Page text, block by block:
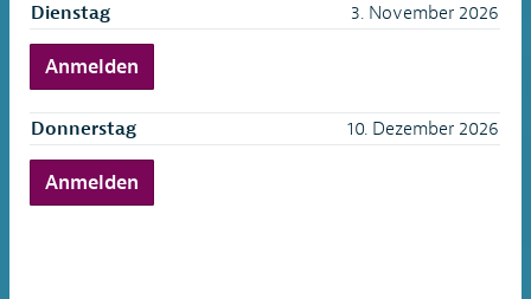
Dienstag 3. November 2026
Anmelden
Donnerstag 10. Dezember 2026
Anmelden